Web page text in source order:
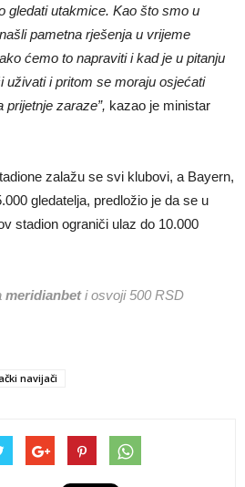
gledati utakmice. Kao što smo u
pametna rješenja u vrijeme
ćemo to napraviti i kad je u pitanju
uživati i pritom se moraju osjećati
prijetnje zaraze”, kazao je ministar
zalažu se svi klubovi, a Bayern,
gledatelja, predložio je da se u
stadion ograniči ulaz do 10.000
meridianbeti osvoji 500 RSD
navijači